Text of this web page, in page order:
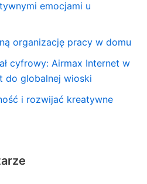
emocjami u
organizację pracy w domu
cyfrowy: Airmax Internet w
do globalnej wioski
i rozwijać kreatywne